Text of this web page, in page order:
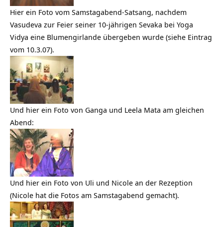
Hier ein Foto vom Samstagabend-Satsang, nachdem
Vasudeva zur Feier seiner 10-jährigen Sevaka bei Yoga
Vidya eine Blumengirlande übergeben wurde (siehe Eintrag
vom 10.3.07).
Und hier ein Foto von Ganga und Leela Mata am gleichen
Abend:
Und hier ein Foto von Uli und Nicole an der Rezeption
(Nicole hat die Fotos am Samstagabend gemacht).